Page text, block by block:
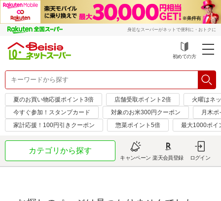
身近なスーパーがネットで便利に・おトクに
初めての方
夏のお買い物応援ポイント3倍 店舗受取ポイント2倍
火曜はネ
今すぐ参加！スタンプカード
対象のお米300円クーポン
月木
家計応援！100円引きクーポン
惣菜ポイント5倍 最大1000ポイ
カテゴリから探す
キャンペーン 楽天会員登録 ログイン